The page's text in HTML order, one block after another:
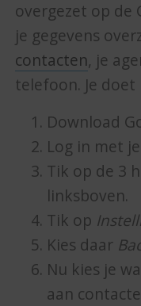
overgezet op de
je gegevens
contacten, je
telefoon. Je doet
Download
Log in met
Tik op de 3
linksboven.
Tik op
Kies daar
Nu kies je
aan